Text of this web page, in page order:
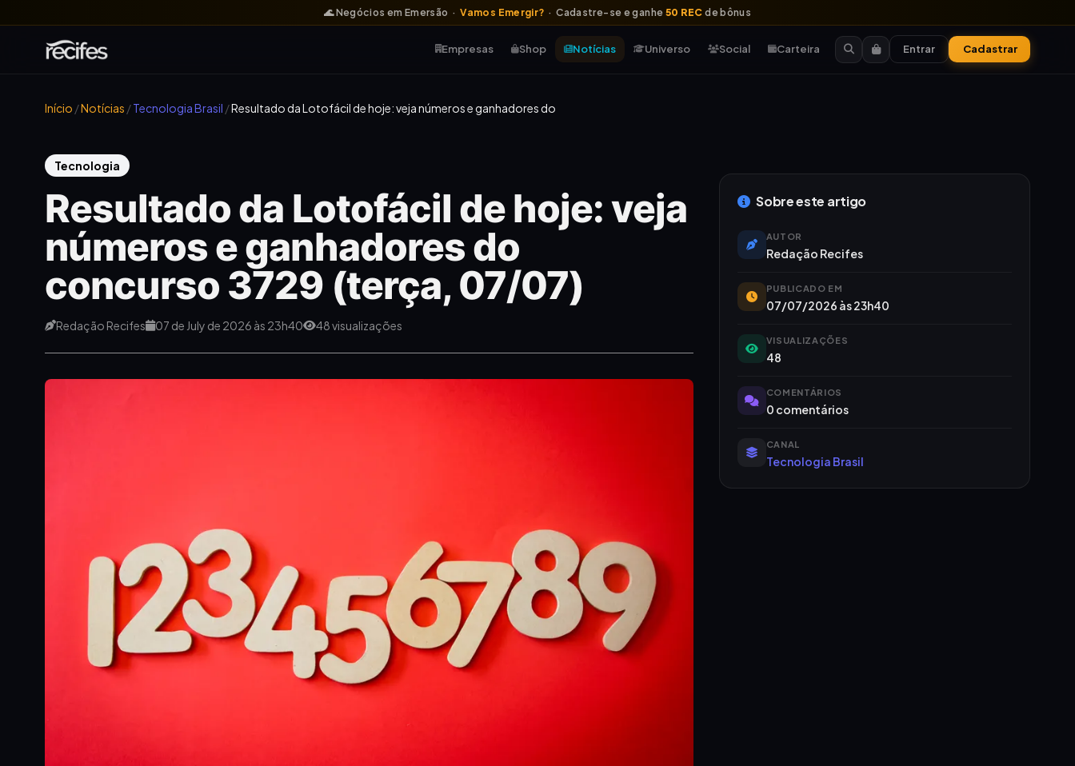
🌊 Negócios em Emersão ·Vamos Emergir? · Cadastre-se e ganhe50 RECde bônus
Empresas Shop Notícias Universo Social Carteira Entrar Cadastrar
Início /Notícias /Tecnologia Brasil /Resultado da Lotofácil de hoje: veja números e ganhadores do
Tecnologia
Resultado da Lotofácil de hoje: veja
números e ganhadores do
concurso 3729 (terça, 07/07)
Redação Recifes 07 de July de 2026 às 23h40 48 visualizações
Sobre este artigo
AUTOR
Redação Recifes
PUBLICADO EM
07/07/2026 às 23h40
VISUALIZAÇÕES
48
COMENTÁRIOS
0 comentários
CANAL
Tecnologia Brasil